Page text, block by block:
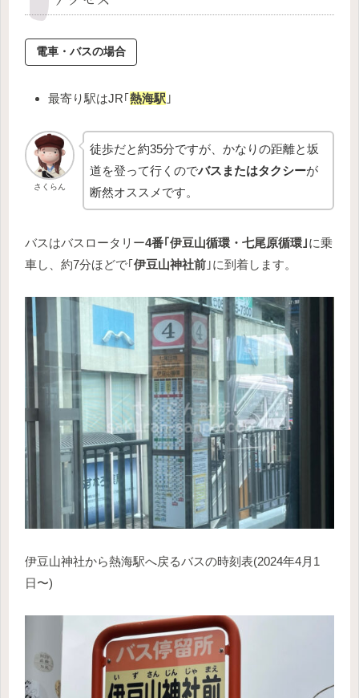
電車・バスの場合
最寄り駅はJR｢熱海駅 ｣
さくらん
徒歩だと約35分ですが、かなりの距離と坂
道を登って行くのでバスまたはタクシーが
断然オススメです。
バスはバスロータリー4番｢伊豆山循環・七尾原循環｣に乗
車し、約7分ほどで｢伊豆山神社前 ｣に到着します。
伊豆山神社から熱海駅へ戻るバスの時刻表(2024年4月1
日〜)